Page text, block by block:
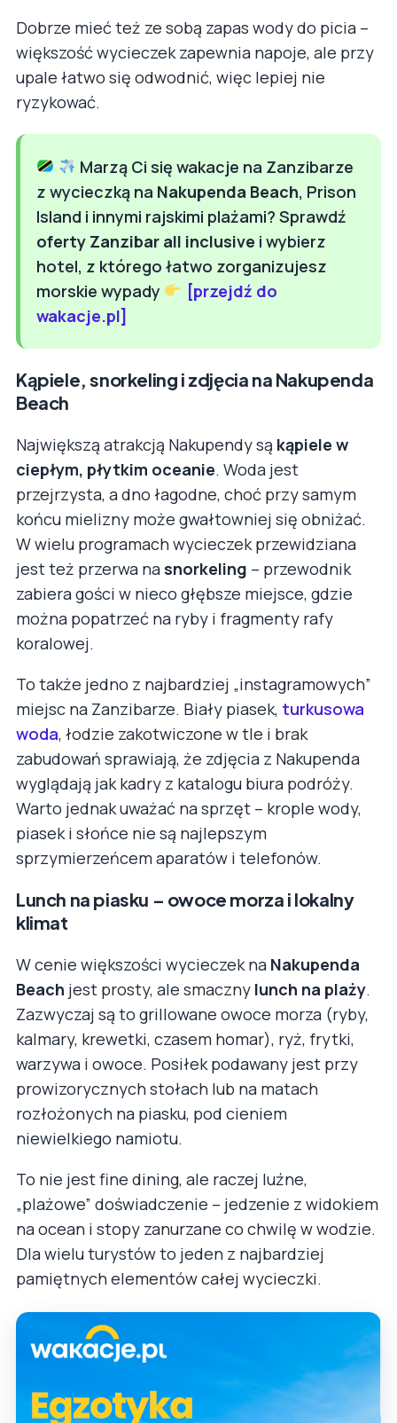
Dobrze mieć też ze sobą zapas wody do picia –
większość wycieczek zapewnia napoje, ale przy
upale łatwo się odwodnić, więc lepiej nie
ryzykować.
Marzą Ci się wakacje na Zanzibarze
z wycieczką na Nakupenda Beach, Prison
Island i innymi rajskimi plażami? Sprawdź
oferty Zanzibar all inclusive i wybierz
hotel, z którego łatwo zorganizujesz
morskie wypady
[przejdź do
wakacje.pl]
Kąpiele, snorkeling i zdjęcia na Nakupenda
Beach
Największą atrakcją Nakupendy są kąpiele w
ciepłym, płytkim oceanie. Woda jest
przejrzysta, a dno łagodne, choć przy samym
końcu mielizny może gwałtowniej się obniżać.
W wielu programach wycieczek przewidziana
jest też przerwa na snorkeling – przewodnik
zabiera gości w nieco głębsze miejsce, gdzie
można popatrzeć na ryby i fragmenty rafy
koralowej.
To także jedno z najbardziej „instagramowych”
miejsc na Zanzibarze. Biały piasek, turkusowa
woda, łodzie zakotwiczone w tle i brak
zabudowań sprawiają, że zdjęcia z Nakupenda
wyglądają jak kadry z katalogu biura podróży.
Warto jednak uważać na sprzęt – krople wody,
piasek i słońce nie są najlepszym
sprzymierzeńcem aparatów i telefonów.
Lunch na piasku – owoce morza i lokalny
klimat
W cenie większości wycieczek na Nakupenda
Beach jest prosty, ale smaczny lunch na plaży.
Zazwyczaj są to grillowane owoce morza (ryby,
kalmary, krewetki, czasem homar), ryż, frytki,
warzywa i owoce. Posiłek podawany jest przy
prowizorycznych stołach lub na matach
rozłożonych na piasku, pod cieniem
niewielkiego namiotu.
To nie jest fine dining, ale raczej luźne,
„plażowe” doświadczenie – jedzenie z widokiem
na ocean i stopy zanurzane co chwilę w wodzie.
Dla wielu turystów to jeden z najbardziej
pamiętnych elementów całej wycieczki.